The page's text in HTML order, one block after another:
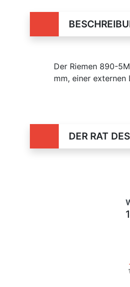
Der Riemen 890-
mm, einer
DER RAT